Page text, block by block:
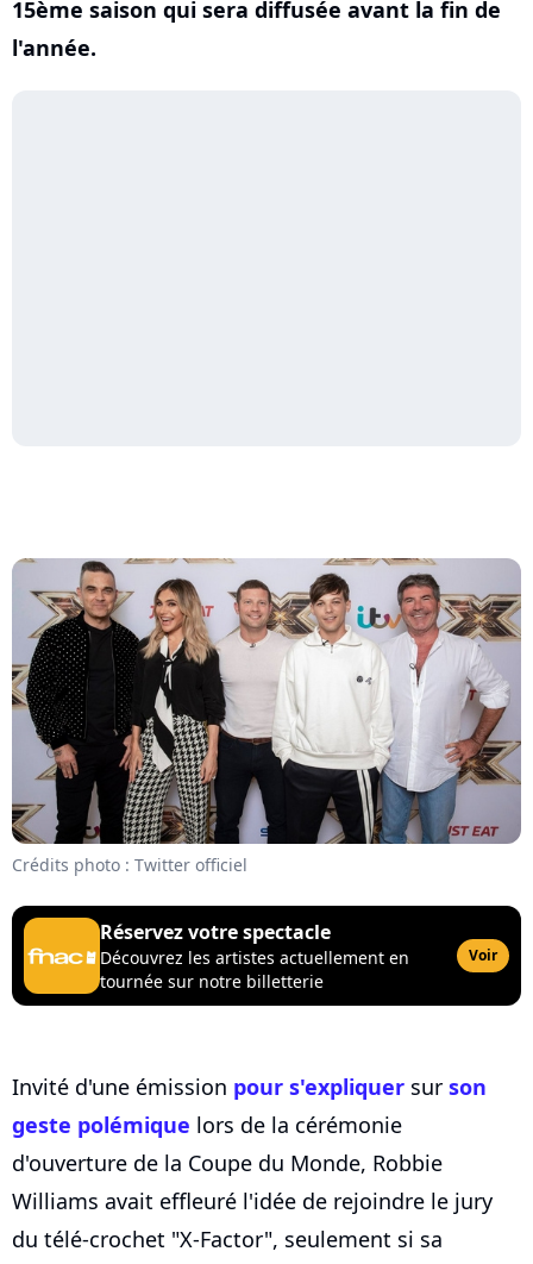
15ème saison qui sera diffusée avant la fin de
l'année.
Crédits photo : Twitter officiel
Réservez votre spectacle
Découvrez les artistes actuellement en
tournée sur notre billetterie
Voir
Invité d'une émission pour s'expliquer sur son
geste polémique lors de la cérémonie
d'ouverture de la Coupe du Monde, Robbie
Williams avait effleuré l'idée de rejoindre le jury
du télé-crochet "X-Factor", seulement si sa